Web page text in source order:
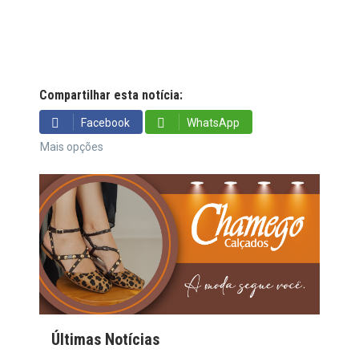
Compartilhar esta notícia:
Facebook
WhatsApp
Mais opções
Últimas Notícias